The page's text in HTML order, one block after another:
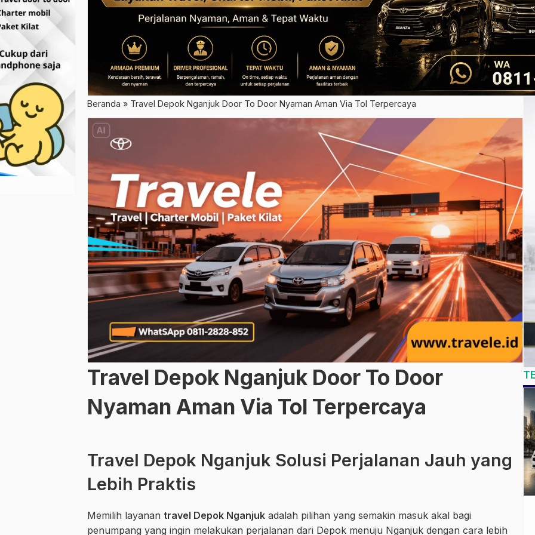
Beranda » Travel Depok Nganjuk Door To Door Nyaman Aman Via Tol Terpercaya
Travel Depok Nganjuk Door To Door
Nyaman Aman Via Tol Terpercaya
Travel Depok Nganjuk Solusi Perjalanan Jauh yang
Lebih Praktis
Memilih layanan travel Depok Nganjuk adalah pilihan yang semakin masuk akal bagi
penumpang yang ingin melakukan perjalanan dari Depok menuju Nganjuk dengan cara lebih